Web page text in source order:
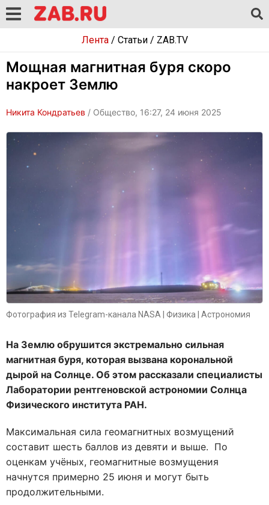
Лента/ Статьи/ ZAB.TV
Мощная магнитная буря скоро
накроет Землю
Никита Кондратьев / Общество, 16:27, 24 июня 2025
Фотография из Telegram-канала NASA | Физика | Астрономия
На Землю обрушится экстремально сильная
магнитная буря, которая вызвана корональной
дырой на Солнце. Об этом рассказали специалисты
Лаборатории рентгеновской астрономии Солнца
Физического института РАН.
Максимальная сила геомагнитных возмущений
составит шесть баллов из девяти и выше. По
оценкам учёных, геомагнитные возмущения
начнутся примерно 25 июня и могут быть
продолжительными.